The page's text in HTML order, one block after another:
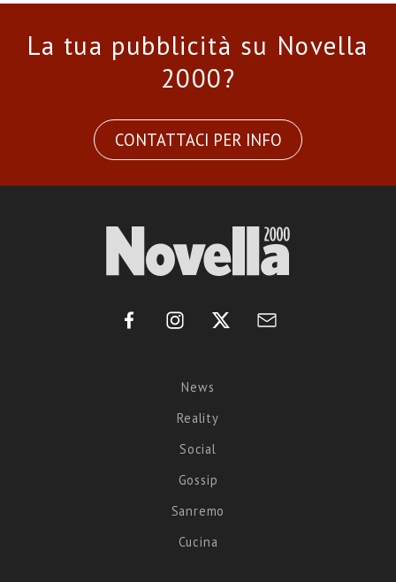
La tua pubblicità su Novella
2000?
CONTATTACI PER INFO
News
Reality
Social
Gossip
Sanremo
Cucina